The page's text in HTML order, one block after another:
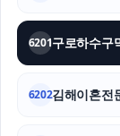
6201
6202김해이혼전